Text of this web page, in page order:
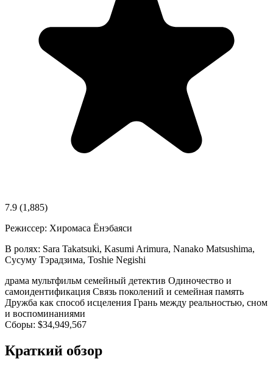
7.9 (1,885)
Режиссер: Хиромаса Ёнэбаяси
В ролях: Sara Takatsuki, Kasumi Arimura, Nanako Matsushima,
Сусуму Тэрадзима, Toshie Negishi
драма мультфильм семейный детектив Одиночество и
самоидентификация Связь поколений и семейная память
Дружба как способ исцеления Грань между реальностью, сном
и воспоминаниями
Сборы: $34,949,567
Краткий обзор